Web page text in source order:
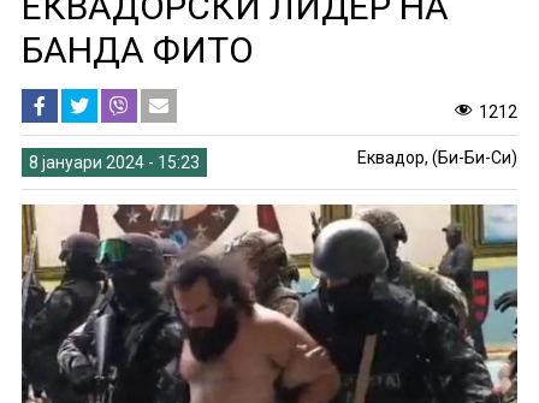
БАНДА ФИТО
1212
8 јануари 2024 - 15:23 Еквадор, (Би-Би-Си)